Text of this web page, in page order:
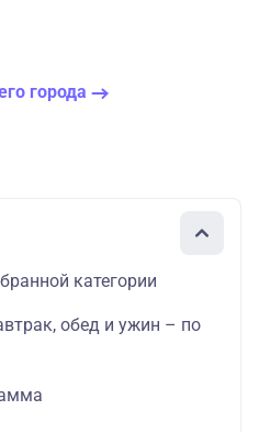
города
категории
обед и ужин – по